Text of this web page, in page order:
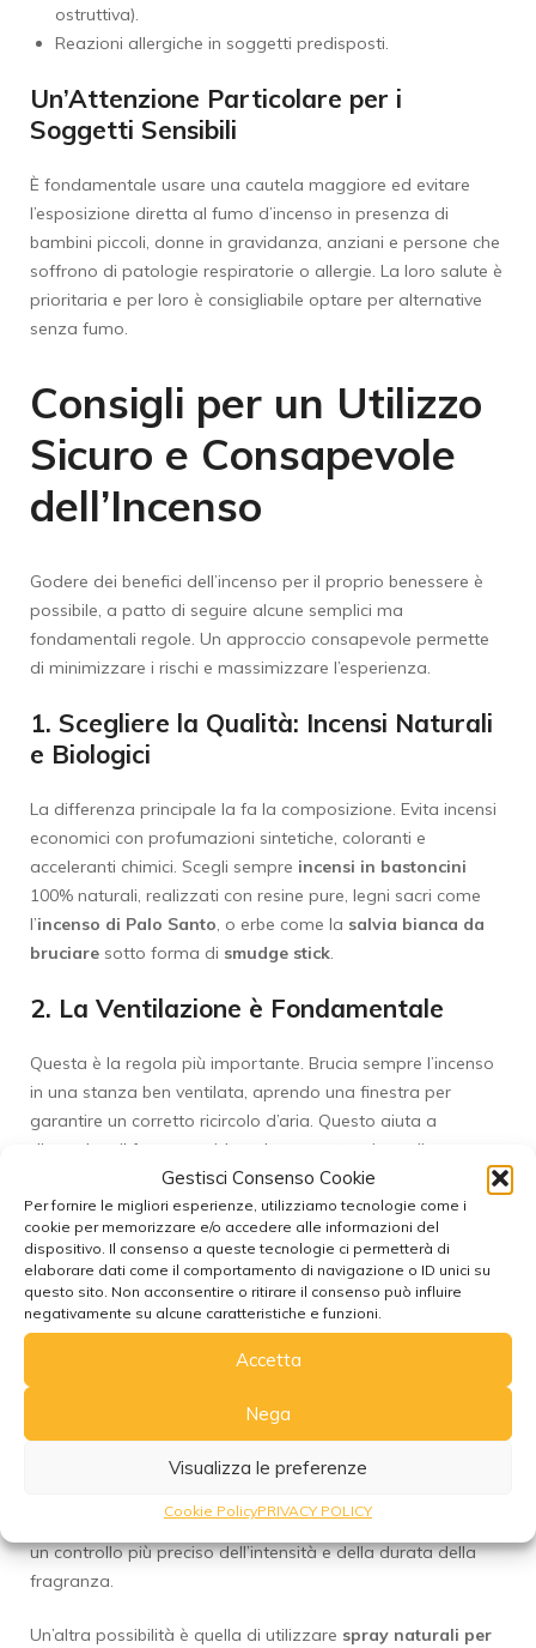
Gestisci Consenso Cookie
Per fornire le migliori esperienze, utilizziamo tecnologie come i
cookie per memorizzare e/o accedere alle informazioni del
dispositivo. Il consenso a queste tecnologie ci permetterà di
elaborare dati come il comportamento di navigazione o ID unici su
questo sito. Non acconsentire o ritirare il consenso può influire
negativamente su alcune caratteristiche e funzioni.
Accetta
Nega
Visualizza le preferenze
Cookie PolicyPRIVACY POLICY
ostruttiva).
Reazioni allergiche in soggetti predisposti.
Un’Attenzione Particolare per i
Soggetti Sensibili
È fondamentale usare una cautela maggiore ed evitare
l’esposizione diretta al fumo d’incenso in presenza di
bambini piccoli, donne in gravidanza, anziani e persone che
soffrono di patologie respiratorie o allergie. La loro salute è
prioritaria e per loro è consigliabile optare per alternative
senza fumo.
Consigli per un Utilizzo
Sicuro e Consapevole
dell’Incenso
Godere dei benefici dell’incenso per il proprio benessere è
possibile, a patto di seguire alcune semplici ma
fondamentali regole. Un approccio consapevole permette
di minimizzare i rischi e massimizzare l’esperienza.
1. Scegliere la Qualità: Incensi Naturali
e Biologici
La differenza principale la fa la composizione. Evita incensi
economici con profumazioni sintetiche, coloranti e
acceleranti chimici. Scegli sempre incensi in bastoncini
100% naturali, realizzati con resine pure, legni sacri come
l’incenso di Palo Santo, o erbe come la salvia bianca da
bruciare sotto forma di smudge stick.
2. La Ventilazione è Fondamentale
Questa è la regola più importante. Brucia sempre l’incenso
in una stanza ben ventilata, aprendo una finestra per
garantire un corretto ricircolo d’aria. Questo aiuta a
disperdere il fumo e a ridurre la concentrazione di
particolato e altre sostanze nell’ambiente.
3. Alternative Efficaci per la
Profumazione e il Benessere
dell’Ambiente
Se l’obiettivo è profumare gli ambienti o creare
profumatori a bastoncini (reed
diffusers), lecandele in cera naturalee idiffusori di oli
essenziali a ultrasuonirappresentano opzioni più sicure
rilasciano fumo o particolato nell’aria. Inoltre, consentono
un controllo più preciso dell’intensità e della durata della
fragranza.
Un’altra possibilità è quella di utilizzare spray naturali per